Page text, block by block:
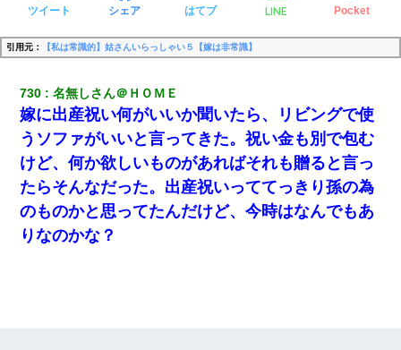
ツイート シェア はてブ LINE Pocket
引用元： 【私は常識的】姑さんいらっしゃい５【嫁は非常識】
730 名無しさん＠ＨＯＭＥ
嫁に出産祝い何がいいか聞いたら、リビングで使
うソファがいいと言ってきた。祝い金も別で包む
けど、何か欲しいものがあればそれも贈ると言っ
たらそんなだった。出産祝いっててっきり孫の為
のものかと思ってたんだけど、今時はなんでもあ
りなのかな？